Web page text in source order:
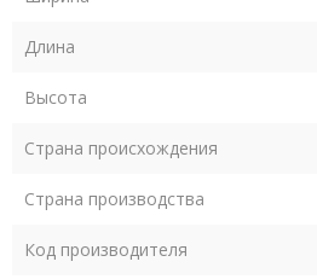
Длина
Высота
Страна происхождения
Страна производства
Код производителя